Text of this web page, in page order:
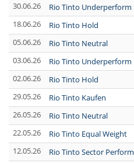
30.06.26
Rio Tinto Underperform
18.06.26
Rio Tinto Hold
05.06.26
Rio Tinto Neutral
03.06.26
Rio Tinto Underperform
02.06.26
Rio Tinto Hold
29.05.26
Rio Tinto Kaufen
26.05.26
Rio Tinto Neutral
22.05.26
Rio Tinto Equal Weight
12.05.26
Rio Tinto Sector Perform